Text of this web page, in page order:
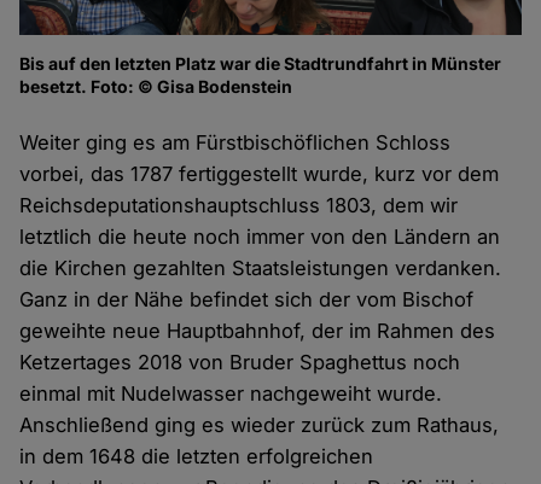
Bis auf den letzten Platz war die Stadtrundfahrt in Münster
besetzt. Foto: © Gisa Bodenstein
Weiter ging es am Fürstbischöflichen Schloss
vorbei, das 1787 fertiggestellt wurde, kurz vor dem
Reichsdeputationshauptschluss 1803, dem wir
letztlich die heute noch immer von den Ländern an
die Kirchen gezahlten Staatsleistungen verdanken.
Ganz in der Nähe befindet sich der vom Bischof
geweihte neue Hauptbahnhof, der im Rahmen des
Ketzertages 2018 von Bruder Spaghettus noch
einmal mit Nudelwasser nachgeweiht wurde.
Anschließend ging es wieder zurück zum Rathaus,
in dem 1648 die letzten erfolgreichen